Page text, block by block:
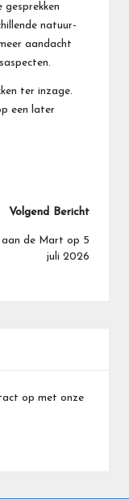
natuur-
aandacht
ter inzage.
een later
Volgend Bericht
aan de Mart op 5
juli 2026
op met onze